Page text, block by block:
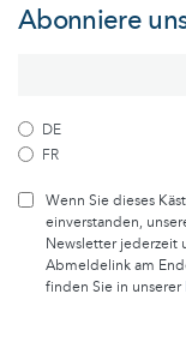
Abonniere
DE
FR
Wenn Sie dieses
einverstanden,
Newsletter jederzeit
Abmeldelink am
finden Sie in unserer